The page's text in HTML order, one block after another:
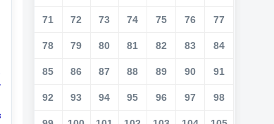
71 72 73 74 75 76 77
78 79 80 81 82 83 84
85 86 87 88 89 90 91
92 93 94 95 96 97 98